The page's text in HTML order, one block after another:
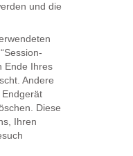
und die
Ende Ihres
Andere
Diese
Ihren